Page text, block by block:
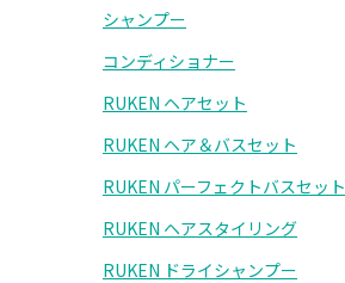
シャンプー
コンディショナー
RUKEN ヘアセット
RUKEN ヘア＆バスセット
RUKEN パーフェクトバスセット
RUKEN ヘアスタイリング
RUKEN ドライシャンプー